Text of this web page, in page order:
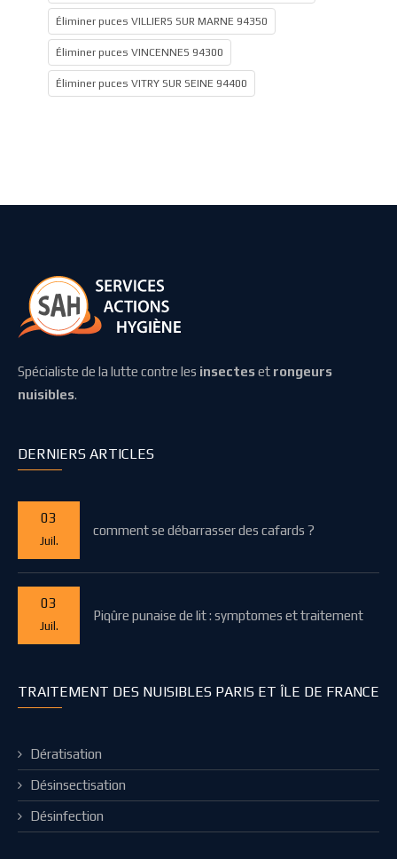
Éliminer puces VILLIERS SUR MARNE 94350
Éliminer puces VINCENNES 94300
Éliminer puces VITRY SUR SEINE 94400
Spécialiste de la lutte contre les insecteset rongeurs
nuisibles.
DERNIERS ARTICLES
03
Juil.
comment se débarrasser des cafards ?
03
Juil.
Piqûre punaise de lit : symptomes et traitement
TRAITEMENT DES NUISIBLES PARIS ET ÎLE DE FRANCE
Dératisation
Désinsectisation
Désinfection